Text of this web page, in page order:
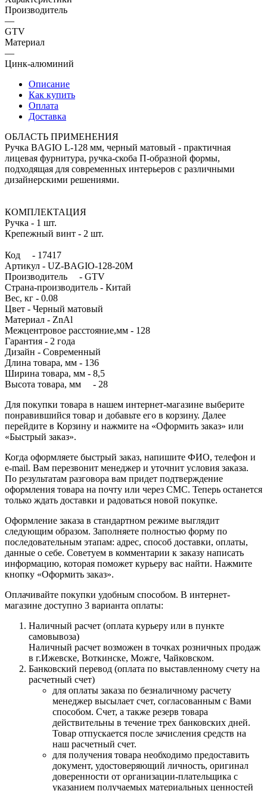
Производитель
—
GTV
Материал
—
Цинк-алюминий
Описание
Как купить
Оплата
Доставка
ОБЛАСТЬ ПРИМЕНЕНИЯ
Ручка BAGIO L-128 мм, черный матовый - практичная
лицевая фурнитура, ручка-скоба П-образной формы,
подходящая для современных интерьеров с различными
дизайнерскими решениями.
КОМПЛЕКТАЦИЯ
Ручка - 1 шт.
Крепежный винт - 2 шт.
Код - 17417
Артикул - UZ-BAGIO-128-20M
Производитель - GTV
Страна-производитель - Китай
Вес, кг - 0.08
Цвет - Черный матовый
Материал - ZnAl
Межцентровое расстояние,мм - 128
Гарантия - 2 года
Дизайн - Современный
Длина товара, мм - 136
Ширина товара, мм - 8,5
Высота товара, мм - 28
Для покупки товара в нашем интернет-магазине выберите
понравившийся товар и добавьте его в корзину. Далее
перейдите в Корзину и нажмите на «Оформить заказ» или
«Быстрый заказ».
Когда оформляете быстрый заказ, напишите ФИО, телефон и
e-mail. Вам перезвонит менеджер и уточнит условия заказа.
По результатам разговора вам придет подтверждение
оформления товара на почту или через СМС. Теперь останется
только ждать доставки и радоваться новой покупке.
Оформление заказа в стандартном режиме выглядит
следующим образом. Заполняете полностью форму по
последовательным этапам: адрес, способ доставки, оплаты,
данные о себе. Советуем в комментарии к заказу написать
информацию, которая поможет курьеру вас найти. Нажмите
кнопку «Оформить заказ».
Оплачивайте покупки удобным способом. В интернет-
магазине доступно 3 варианта оплаты:
Наличный расчет (оплата курьеру или в пункте
самовывоза)
Наличный расчет возможен в точках розничных продаж
в г.Ижевске, Воткинске, Можге, Чайковском.
Банковский перевод (оплата по выставленному счету на
расчетный счет)
для оплаты заказа по безналичному расчету
менеджер высылает счет, согласованным с Вами
способом. Счет, а также резерв товара
действительны в течение трех банковских дней.
Товар отпускается после зачисления средств на
наш расчетный счет.
для получения товара необходимо предоставить
документ, удостоверяющий личность, оригинал
доверенности от организации-плательщика с
указанием получаемых материальных ценностей